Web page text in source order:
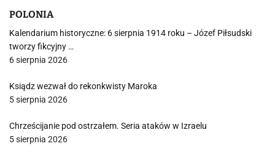
POLONIA
Kalendarium historyczne: 6 sierpnia 1914 roku – Józef Piłsudski
tworzy fikcyjny …
6 sierpnia 2026
Ksiądz wezwał do rekonkwisty Maroka
5 sierpnia 2026
Chrześcijanie pod ostrzałem. Seria ataków w Izraelu
5 sierpnia 2026